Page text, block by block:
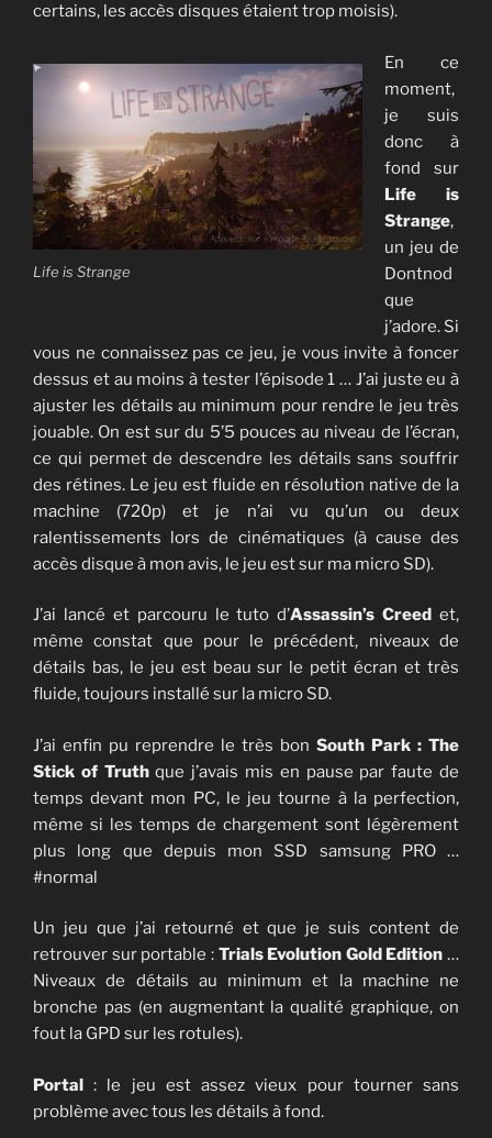
certains, les accès disques étaient trop moisis).
Life is Strange
En ce
moment,
je suis
donc à
fond sur
Life is
Strange,
un jeu de
Dontnod
que
j’adore. Si
vous ne connaissez pas ce jeu, je vous invite à foncer
dessus et au moins à tester l’épisode 1 … J’ai juste eu à
ajuster les détails au minimum pour rendre le jeu très
jouable. On est sur du 5’5 pouces au niveau de l’écran,
ce qui permet de descendre les détails sans souffrir
des rétines. Le jeu est fluide en résolution native de la
machine (720p) et je n’ai vu qu’un ou deux
ralentissements lors de cinématiques (à cause des
accès disque à mon avis, le jeu est sur ma micro SD).
J’ai lancé et parcouru le tuto d’Assassin’s Creed et,
même constat que pour le précédent, niveaux de
détails bas, le jeu est beau sur le petit écran et très
fluide, toujours installé sur la micro SD.
J’ai enfin pu reprendre le très bon South Park : The
Stick of Truthque j’avais mis en pause par faute de
temps devant mon PC, le jeu tourne à la perfection,
même si les temps de chargement sont légèrement
plus long que depuis mon SSD samsung PRO …
#normal
Un jeu que j’ai retourné et que je suis content de
retrouver sur portable : Trials Evolution Gold Edition …
Niveaux de détails au minimum et la machine ne
bronche pas (en augmentant la qualité graphique, on
fout la GPD sur les rotules).
Portal : le jeu est assez vieux pour tourner sans
problème avec tous les détails à fond.